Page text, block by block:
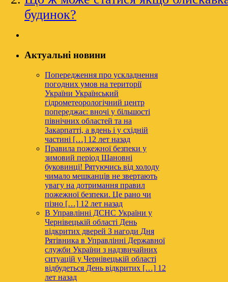
будинок?
Актуальні новини
Попередження про ускладнення
погодних умов на території
України Український
гідрометеорологічний центр
попереджає: вночі у більшості
північних областей та на
Закарпатті, а вдень і у східній
частині […] 12 лет назад
Правила пожежної безпеки у
зимовий період Шановні
буковинці! Рятуючись від холоду
чимало мешканців не звертають
увагу на дотримання правил
пожежної безпеки. Це рано чи
пізно […] 12 лет назад
В Управлінні ДСНС України у
Чернівецькій області День
відкритих дверей З нагоди Дня
Рятівника в Управлінні Державної
служби України з надзвичайних
ситуацій у Чернівецькій області
відбудеться День відкритих […] 12
лет назад